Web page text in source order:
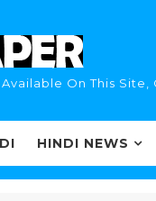
On This Site,
HINDI NEWS